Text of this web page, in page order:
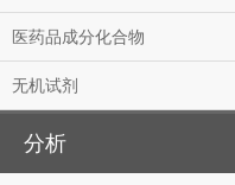
医药品成分化合物
无机试剂
分析